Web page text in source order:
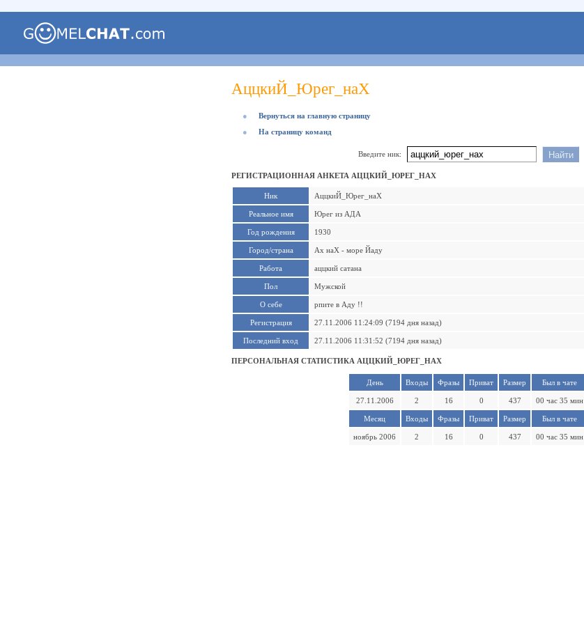
АццкиЙ_Юрег_наХ
●
Вернуться на главную страницу
●
На страницу команд
Введите ник:
РЕГИСТРАЦИОННАЯ АНКЕТА АЦЦКИЙ_ЮРЕГ_НАХ
Ник АццкиЙ_Юрег_наХ
Реальное имя Юрег из АДА
Год рождения 1930
Город/страна Ах наХ - море Йаду
Работа аццкий сатана
Пол Мужской
О себе рпите в Аду !!
Регистрация 27.11.2006 11:24:09 (7194 дня назад)
Последний вход 27.11.2006 11:31:52 (7194 дня назад)
ПЕРСОНАЛЬНАЯ СТАТИСТИКА АЦЦКИЙ_ЮРЕГ_НАХ
День Входы Фразы Приват Размер Был в чате
27.11.2006 2 16 0 437 00 час 35 мин
Месяц Входы Фразы Приват Размер Был в чате
ноябрь 2006 2 16 0 437 00 час 35 мин